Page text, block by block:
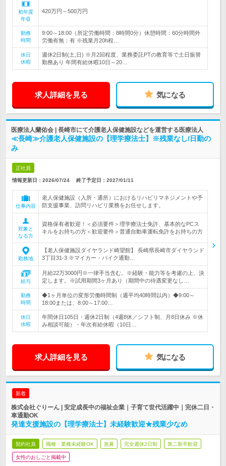
初年度
年収
420万円～500万円
勤務
時間
9:00～18:00（所定労働時間：8時間0分）休憩時間：60分時間外
労働有無：有 ※残業月20h程…
休日
休暇
週休2日制(土,日) ※月2回程度、業務委託PTの教育等で土日振替
勤務あり 年間有給休暇10日～20…
求人詳細を見る 気になる
医療法人蘭佑会 | 長崎市にて介護老人保健施設などを運営する医療法人
≪長崎≫介護老人保健施設の【理学療法士】※残業なし/日勤の
み
正社員
情報更新日：2026/07/24 終了予定日： 2027/01/11
仕事内容
老人保健施設（入所・通所）におけるリハビリマネジメントや予
防支援事業、訪問リハビリ業務をお任せします。
対象と
なる方
資格保有者歓迎！＜必須要件＞理学療法士免許、基本的なPCス
キルをお持ちの方＜歓迎要件＞普通自動車運転免許をお持ちの方
勤務地
【老人保健施設ダイヤランド崎望館】 長崎県長崎市ダイヤランド
3丁目31-3 ※マイカー・バイク通勤…
給与
月給22万3000円※一律手当含む。※経験・能力等を考慮の上、決
定します。※試用期間3ヶ月あり（期間中の待遇変更なし…
勤務
時間
◆1ヶ月単位の変形労働時間制（週平均40時間以内）◆9:00～
18:00または、8:00～17:00…
休日
休暇
年間休日105日・週休2日制（4週8休／シフト制、月8日休み ※休
み相談可能）・年次有給休暇（10日…
求人詳細を見る 気になる
新着
株式会社ぐりーん | 安定成長中の福祉企業｜子育て世代活躍中｜完休二日・
車通勤OK
発達支援施設の【理学療法士】未経験歓迎★残業少なめ
契約社員 職種・業種未経験OK 急募 完全週休2日制 第二新卒歓迎
女性のおしごと掲載中